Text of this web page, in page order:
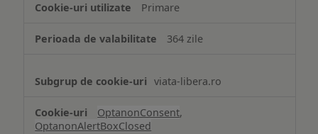
necesare
Primare
364 zile
viata-libera.ro
OptanonConsent,
OptanonAlertBoxClosed